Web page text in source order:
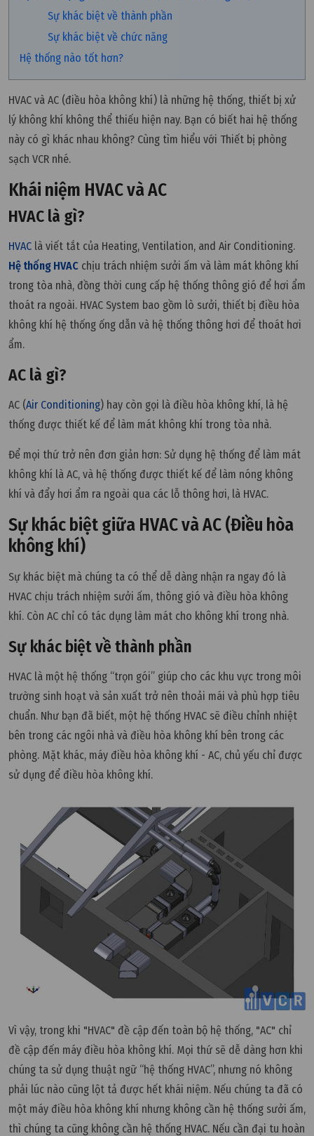
Sự khác biệt về thành phần
Sự khác biệt về chức năng
Hệ thống nào tốt hơn?
HVAC và AC (điều hòa không khí) là những hệ thống, thiết bị xử
lý không khí không thể thiếu hiện nay. Bạn có biết hai hệ thống
này có gì khác nhau không? Cùng tìm hiểu với Thiết bị phòng
sạch VCR nhé.
Khái niệm HVAC và AC
HVAC là gì?
HVAC là viết tắt của Heating, Ventilation, and Air Conditioning.
Hệ thống HVAC chịu trách nhiệm sưởi ấm và làm mát không khí
trong tòa nhà, đồng thời cung cấp hệ thống thông gió để hơi ẩm
thoát ra ngoài. HVAC System bao gồm lò sưởi, thiết bị điều hòa
không khí hệ thống ống dẫn và hệ thống thông hơi để thoát hơi
ẩm.
AC là gì?
AC (Air Conditioning) hay còn gọi là điều hòa không khí, là hệ
thống được thiết kế để làm mát không khí trong tòa nhà.
Để mọi thứ trở nên đơn giản hơn: Sử dụng hệ thống để làm mát
không khí là AC, và hệ thống được thiết kế để làm nóng không
khí và đẩy hơi ẩm ra ngoài qua các lỗ thông hơi, là HVAC.
Sự khác biệt giữa HVAC và AC (Điều hòa
không khí)
Sự khác biệt mà chúng ta có thể dễ dàng nhận ra ngay đó là
HVAC chịu trách nhiệm sưởi ấm, thông gió và điều hòa không
khí. Còn AC chỉ có tác dụng làm mát cho không khí trong nhà.
Sự khác biệt về thành phần
HVAC là một hệ thống “trọn gói” giúp cho các khu vực trong môi
trường sinh hoạt và sản xuất trở nên thoải mái và phù hợp tiêu
chuẩn. Như bạn đã biết, một hệ thống HVAC sẽ điều chỉnh nhiệt
bên trong các ngôi nhà và điều hòa không khí bên trong các
phòng. Mặt khác, máy điều hòa không khí - AC, chủ yếu chỉ được
sử dụng để điều hòa không khí.
Vì vậy, trong khi "HVAC" đề cập đến toàn bộ hệ thống, "AC" chỉ
đề cập đến máy điều hòa không khí. Mọi thứ sẽ dễ dàng hơn khi
chúng ta sử dụng thuật ngữ “hệ thống HVAC”, nhưng nó không
phải lúc nào cũng lột tả được hết khái niệm. Nếu chúng ta đã có
một máy điều hòa không khí nhưng không cần hệ thống sưởi ấm,
thì chúng ta cũng không cần hệ thống HVAC. Nếu cần đại tu hoàn